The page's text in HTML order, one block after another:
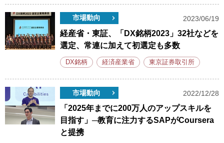
市場動向 2023/06/19
経産省・東証、「DX銘柄2023」32社などを
選定、常連に加えて初選定も多数
DX銘柄 経済産業省 東京証券取引所
市場動向 2022/12/28
「2025年までに200万人のアップスキルを
目指す」─教育に注力するSAPがCoursera
と提携